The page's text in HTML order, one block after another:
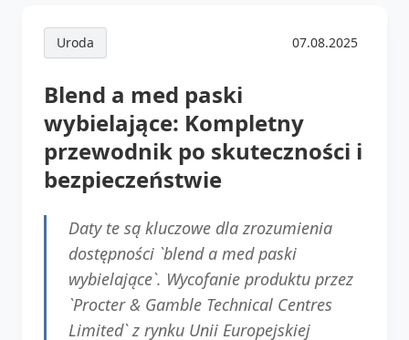
Uroda 07.08.2025
Blend a med paski
wybielające: Kompletny
przewodnik po skuteczności i
bezpieczeństwie
Daty te są kluczowe dla zrozumienia
dostępności `blend a med paski
wybielające`. Wycofanie produktu przez
`Procter & Gamble Technical Centres
Limited` z rynku Unii Europejskiej